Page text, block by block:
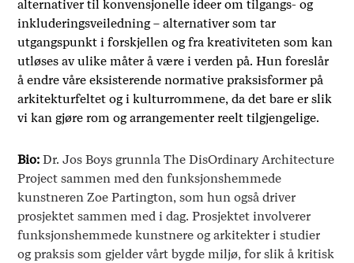
alternativer til konvensjonelle ideer om tilgangs- og
inkluderingsveiledning – alternativer som tar
utgangspunkt i forskjellen og fra kreativiteten som kan
utløses av ulike måter å være i verden på. Hun foreslår
å endre våre eksisterende normative praksisformer på
arkitekturfeltet og i kulturrommene, da det bare er slik
vi kan gjøre rom og arrangementer reelt tilgjengelige.
Bio:Dr. Jos Boys grunnla The DisOrdinary Architecture
Project sammen med den funksjonshemmede
kunstneren Zoe Partington, som hun også driver
prosjektet sammen med i dag. Prosjektet involverer
funksjonshemmede kunstnere og arkitekter i studier
og praksis som gjelder vårt bygde miljø, for slik å kritisk